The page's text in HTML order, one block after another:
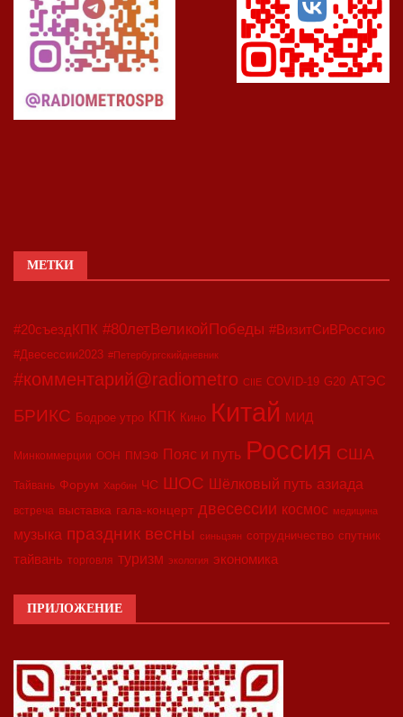
МЕТКИ
#20съездКПК #80летВеликойПобеды #ВизитСиВРоссию
#Двесессии2023 #Петербургскийдневник
#комментарий@radiometro CIIE COVID-19 G20 АТЭС
БРИКС Бодрое утро КПК Кино Китай МИД
Минкоммерции ООН ПМЭФ Пояс и путь Россия США
Тайвань Форум Харбин ЧС ШОС Шёлковый путь азиада
встреча выставка гала-концерт двесессии космос медицина
музыка праздник весны синьцзян сотрудничество спутник
тайвань торговля туризм экология экономика
ПРИЛОЖЕНИЕ